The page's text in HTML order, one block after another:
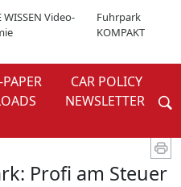
WISSEN Video-
Fuhrpark
KOMPAKT
PAPER
CAR POLICY
NEWSLETTER
Weiter
Profi am Steuer